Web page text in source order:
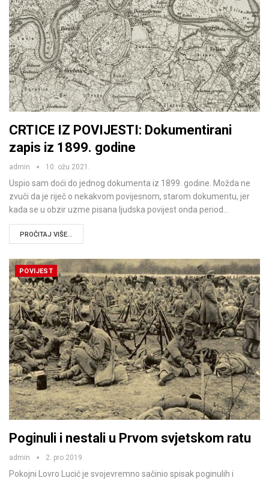
CRTICE IZ POVIJESTI: Dokumentirani
zapis iz 1899. godine
admin 10. ožu 2021.
Uspio sam doći do jednog dokumenta iz 1899. godine. Možda ne
zvuči da je riječ o nekakvom povijesnom, starom dokumentu, jer
kada se u obzir uzme pisana ljudska povijest onda period…
PROČITAJ VIŠE...
POVIJEST
Poginuli i nestali u Prvom svjetskom ratu
admin 2. pro 2019.
Pokojni Lovro Lucić je svojevremno sačinio spisak poginulih i